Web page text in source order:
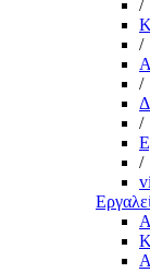
/
/
/
/
/